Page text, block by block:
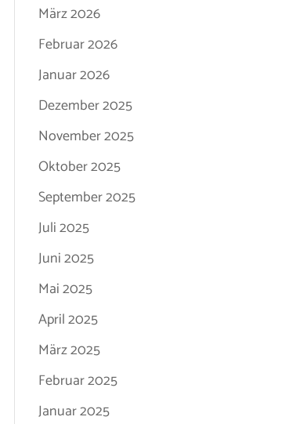
März 2026
Februar 2026
Januar 2026
Dezember 2025
November 2025
Oktober 2025
September 2025
Juli 2025
Juni 2025
Mai 2025
April 2025
März 2025
Februar 2025
Januar 2025